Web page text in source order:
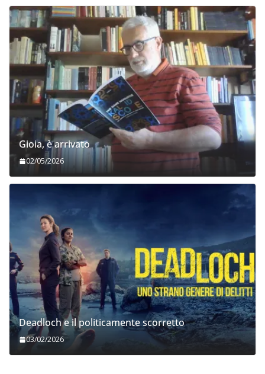
Gioia, è arrivato
02/05/2026
Deadloch e il politicamente scorretto
03/02/2026